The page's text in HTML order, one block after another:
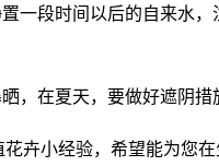
一段时间以后的自来水
，在夏天，要做好遮阴措
卉小经验，希望能为您在